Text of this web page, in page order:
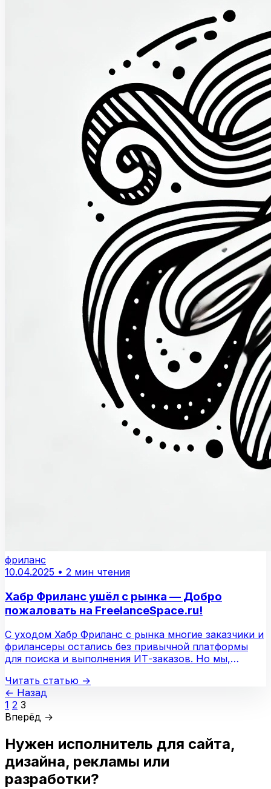
фриланс
10.04.2025 • 2 мин чтения
Хабр Фриланс ушёл с рынка — Добро
пожаловать на FreelanceSpace.ru!
С уходом Хабр Фриланс с рынка многие заказчики и
фрилансеры остались без привычной платформы
для поиска и выполнения ИТ-заказов. Но мы,
Читать статью →
← Назад
1 2 3
Вперёд →
Нужен исполнитель для сайта,
дизайна, рекламы или
разработки?